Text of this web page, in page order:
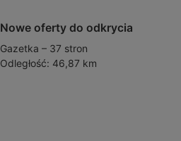
Nowe oferty do odkrycia
Gazetka – 37 stron
Odległość: 46,87 km